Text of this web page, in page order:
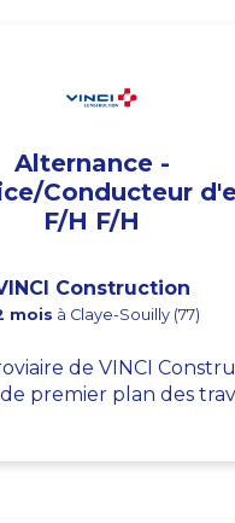
Alternance -
Conducteur
F/H F/H
Construction
mois à Claye-Souilly (77)
de VINCI
premier plan des